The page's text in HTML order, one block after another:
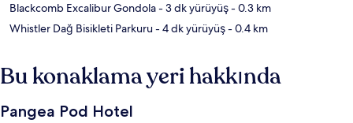
Blackcomb Excalibur Gondola- 3 dk yürüyüş- 0.3 km
Whistler Dağ Bisikleti Parkuru- 4 dk yürüyüş- 0.4 km
Bu konaklama yeri hakkında
Pangea Pod Hotel